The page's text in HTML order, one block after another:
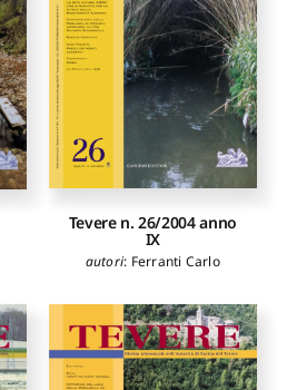
Tevere n. 26/2004 anno
IX
autori: Ferranti Carlo